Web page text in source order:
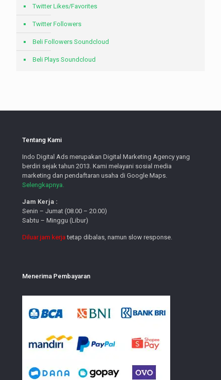
Twitter Likes/Favorites
Twitter Followers
Beli Followers Soundcloud
Beli Plays Soundcloud
Tentang Kami
Indo Digital Ads merupakan Digital Marketing Agency yang
berdiri sejak tahun 2013. Kami melayani sosial media
marketing dan pendaftaran usaha di Google Maps.
Selengkapnya.
Jam Kerja :
Senin – Jumat (08.00 – 20.00)
Sabtu – Minggu (Libur)
Diluar jam kerja tetap dibalas, namun slow response.
Menerima Pembayaran